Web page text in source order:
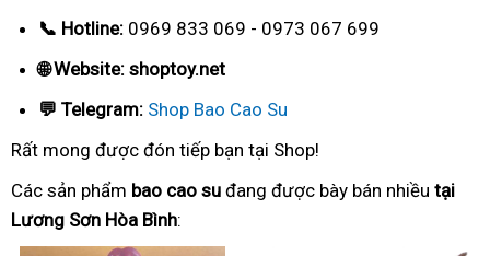
📞 Hotline: 0969 833 069 - 0973 067 699
🌐 Website: shoptoy.net
💬 Telegram: Shop Bao Cao Su
Rất mong được đón tiếp bạn tại Shop!
Các sản phẩm bao cao su đang được bày bán nhiều tại
Lương Sơn Hòa Bình: